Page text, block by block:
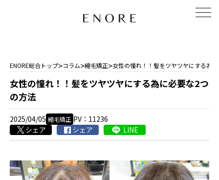
ENORE総合トップ>コラム>縮毛矯正>女性の憧れ！！髪をツヤツヤにする為
女性の憧れ！！髪をツヤツヤにする為に必要な2つ
の方法
2025/04/05 縮毛矯正 PV：11236
シェア
シェア LINE